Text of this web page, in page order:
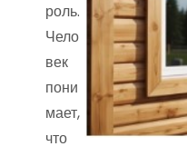
роль.
Чело
век
пони
мает,
что